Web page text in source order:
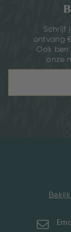
Schrijf
ontvang
Ook ben
onze